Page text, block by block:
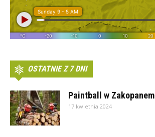
OSTATNIE Z 7 DNI
Paintball w Zakopanem
17 kwietnia 2024